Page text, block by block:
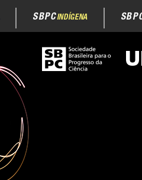
SBPCINDÍGENA